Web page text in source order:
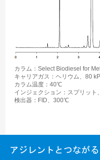
カラム：Select Biodiesel for
キャリアガス：ヘリウム、80
カラム温度：40℃
インジェクション：スプリッ
検出器：FID、300℃